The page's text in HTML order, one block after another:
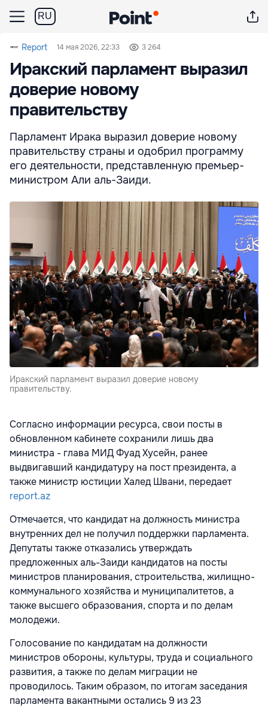
RU
Report 14 мая 2026, 22:33 3 264
Иракский парламент выразил
доверие новому
правительству
Парламент Ирака выразил доверие новому
правительству страны и одобрил программу
его деятельности, представленную премьер-
министром Али аль-Заиди.
Иракский парламент выразил доверие новому
правительству.
Согласно информации ресурса, свои посты в
обновленном кабинете сохранили лишь два
министра - глава МИД Фуад Хусейн, ранее
выдвигавший кандидатуру на пост президента, а
также министр юстиции Халед Швани, передает
report.az
Отмечается, что кандидат на должность министра
внутренних дел не получил поддержки парламента.
Депутаты также отказались утверждать
предложенных аль-Заиди кандидатов на посты
министров планирования, строительства, жилищно-
коммунального хозяйства и муниципалитетов, а
также высшего образования, спорта и по делам
молодежи.
Голосование по кандидатам на должности
министров обороны, культуры, труда и социального
развития, а также по делам миграции не
проводилось. Таким образом, по итогам заседания
парламента вакантными остались 9 из 23